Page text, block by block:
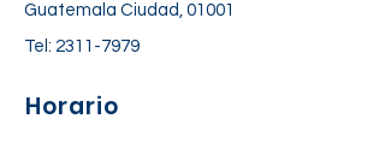
Guatemala Ciudad, 01001
Tel: 2311-7979
Horario